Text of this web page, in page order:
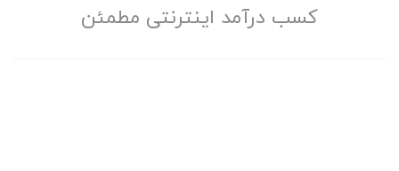
کسب درآمد اینترنتی مطمئن